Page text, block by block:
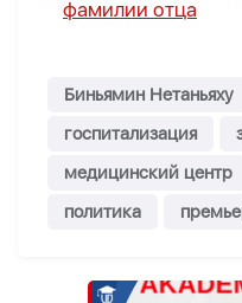
фамилии отца
Биньямин Нетаньяху
госпитализация
медицинский центр
политика